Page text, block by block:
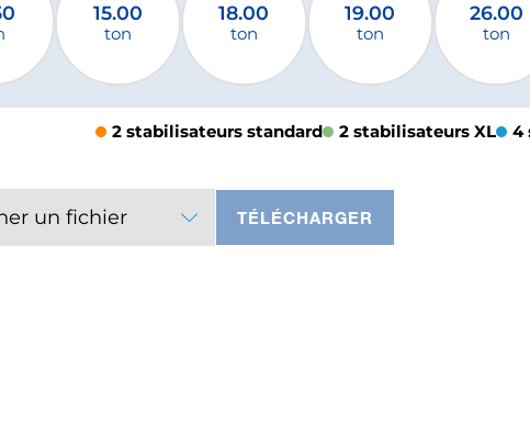
15.00
ton
18.00
ton
19.00
ton
26.00
ton
2 stabilisateurs standard 2 stabilisateurs XL 4
un fichier TÉLÉCHARGER